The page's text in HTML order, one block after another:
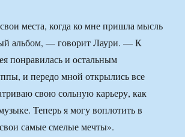
места, когда ко мне пришла мысль
альбом, — говорит Лаури. — К
понравилась и остальным
и передо мной открылись все
свою сольную карьеру, как
Теперь я могу воплотить в
самые смелые мечты».